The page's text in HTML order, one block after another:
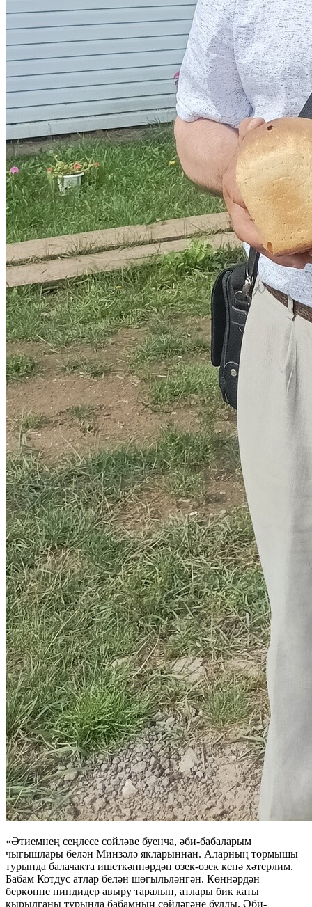
«Әтиемнең сеңлесе сөйләве буенча, әби-бабаларым
чыгышлары белән Минзәлә якларыннан. Аларның тормышы
турында балачакта ишеткәннәрдән өзек-өзек кенә хәтерлим.
Бабам Котдус атлар белән шөгыльләнгән. Көннәрдән
беркөнне ниндидер авыру таралып, атлары бик каты
кырылганы турында бабамның сөйләгәне булды. Әби-